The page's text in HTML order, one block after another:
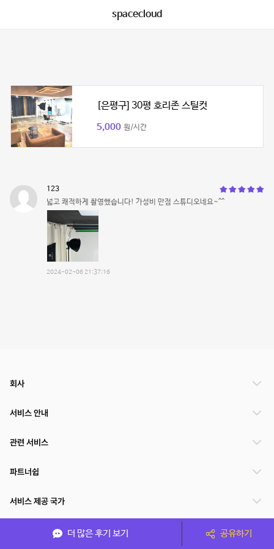
spacecloud
[은평구] 30평 호리존 스틸컷
5,000 원/시간
123
넓고 쾌적하게 촬영했습니다! 가성비 만점 스튜디오네요~^^
2024-02-06 21:37:16
더 많은 후기 보기 공유하기
회사
서비스 안내
관련 서비스
파트너쉽
서비스 제공 국가